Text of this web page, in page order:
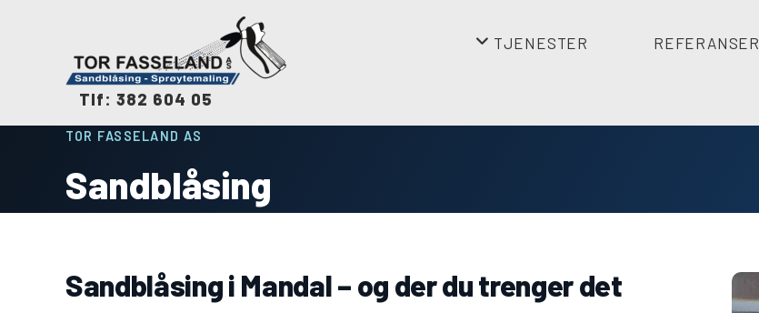
Tlf: 382 604 05
TJENESTER REFERANSER
TOR FASSELAND AS
Sandblåsing
Sandblåsing i Mandal – og der du trenger det